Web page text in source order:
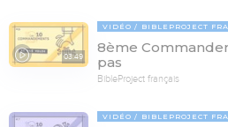
03:49
VIDÉO BIBLEPROJECT
8ème
pas
BibleProject français
VIDÉO BIBLEPROJECT